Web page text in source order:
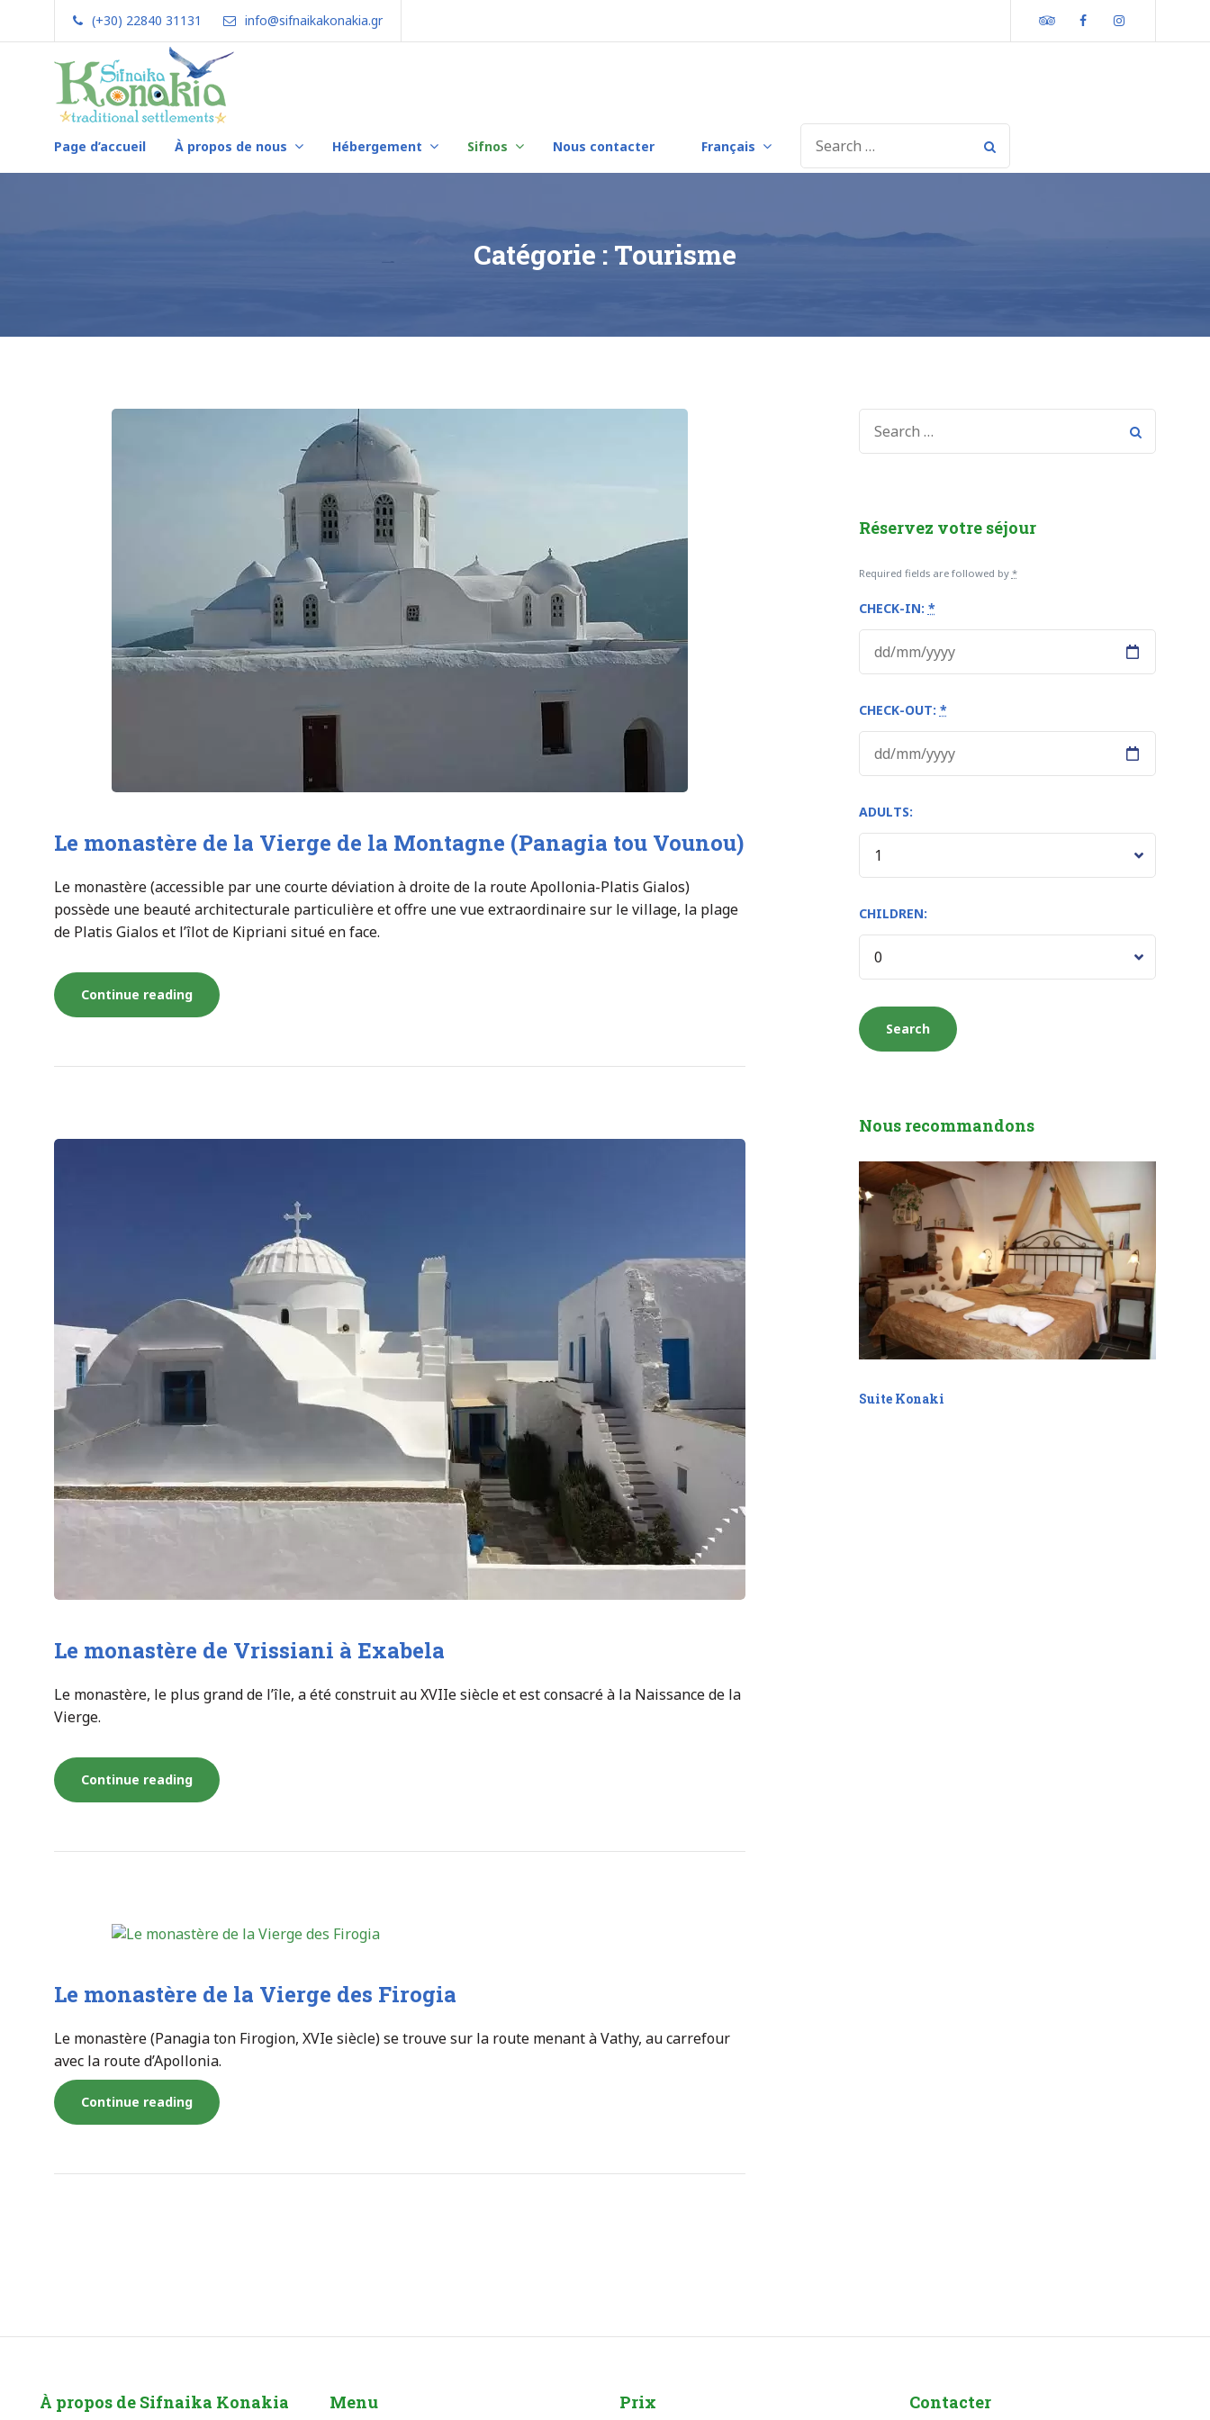
content
(+30) 22840 31131 info@sifnaikakonakia.gr Tripadvisor
Facebook
Page d’accueil À propos de nous Hébergement Sifnos Nous contacter Français
SEARCH
FOR:
Catégorie : Tourisme
Le monastère de la Vierge de la Montagne (Panagia tou Vounou)
Le monastère (accessible par une courte déviation à droite de la route Apollonia-Platis Gialos)
possède une beauté architecturale particulière et offre une vue extraordinaire sur le village, la plage
de Platis Gialos et l’îlot de Kipriani situé en face.
Continue reading« Le
Montagne
(Panagia
tou
Le monastère de Vrissiani à Exabela
Le monastère, le plus grand de l’île, a été construit au XVIIe siècle et est consacré à la Naissance de la
Vierge.
Continue reading« Le
Exabela »
Le monastère de la Vierge des Firogia
Le monastère (Panagia ton Firogion, XVIe siècle) se trouve sur la route menant à Vathy, au carrefour
avec la route d’Apollonia.
Continue reading« Le
SEARCH
FOR:
Réservez votre séjour
Required fields are followed by *
CHECK-IN: *
CHECK-OUT: *
ADULTS:
CHILDREN:
Nous recommandons
Suite Konaki
À propos de Sifnaika Konakia Menu Prix Contacter